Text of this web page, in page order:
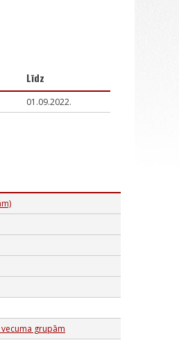
Līdz
01.09.2022.
vecuma grupām